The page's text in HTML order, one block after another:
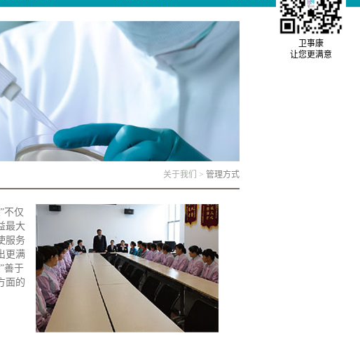
关于我们 > 管理方式
不仅
最大
服务
更满
善于
面的
卫事康
让您更满意